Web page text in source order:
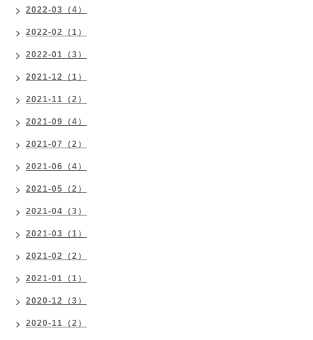
2022-03（4）
2022-02（1）
2022-01（3）
2021-12（1）
2021-11（2）
2021-09（4）
2021-07（2）
2021-06（4）
2021-05（2）
2021-04（3）
2021-03（1）
2021-02（2）
2021-01（1）
2020-12（3）
2020-11（2）